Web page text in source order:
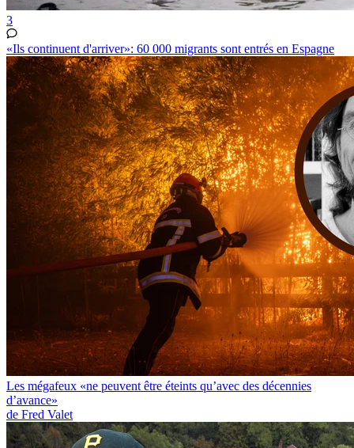
3
«Ils continuent d'arriver»: 60 000 migrants sont entrés en Espagne
Les mégafeux «ne peuvent être éteints qu’avec des décennies
d’avance»
de Fred Valet